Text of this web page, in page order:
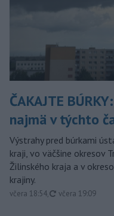
ČAKAJTE
najmä v týchto
Výstrahy pred búrkami
kraji, vo väčšine okresov
Žilinského kraja a v
krajiny.
včera 18:54, aktualizované
včera 19:09